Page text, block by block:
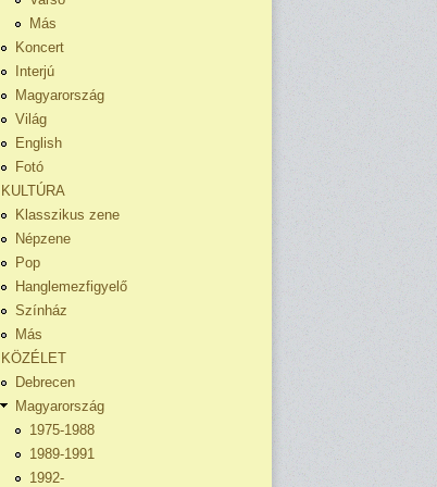
Más
Koncert
Interjú
Magyarország
Világ
English
Fotó
KULTÚRA
Klasszikus zene
Népzene
Pop
Hanglemezfigyelő
Színház
Más
KÖZÉLET
Debrecen
Magyarország
1975-1988
1989-1991
1992-